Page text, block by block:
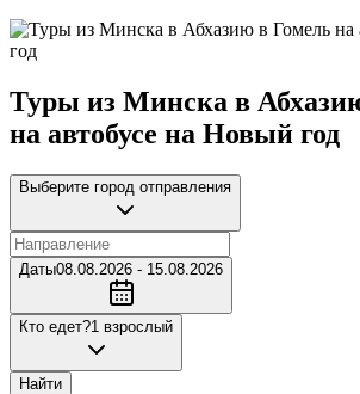
Туры из Минска в
на автобусе на Новый год
Выберите город отправления
Даты08.08.2026 - 15.08.2026
Кто едет?1 взрослый
Найти